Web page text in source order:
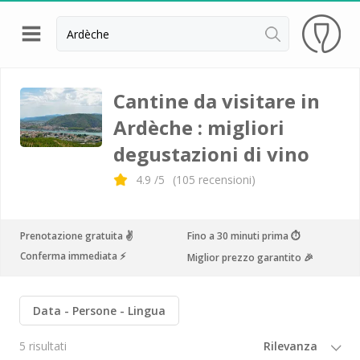
Indietro
Cantine da visitare e degustazioni vini Alsazia
Cantine da visitare e degustazioni vini Beaujolais
Cantine da visitare e degustazioni vini Bordeaux
Cantine da visitare e degustazioni vini Borgogna
Champagne
Cantine da visitare e degustazioni vini Giura
Cantine da visitare e degustazioni vini Languedoc
Roussillon
Cantine da visitare e degustazioni vini Poitou
Cantine da visitare in
Ardèche : migliori
degustazioni di vino
4.9 /5 (105 recensioni)
Prenotazione gratuita ✌️
Fino a 30 minuti prima ⏱
Conferma immediata ⚡️
Miglior prezzo garantito 🎉
Data Persone Lingua
5 risultati